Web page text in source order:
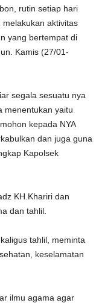
rutin setiap hari
aktivitas
yang bertempat di
Kamis (27/01-
segala sesuatu nya
menentukan yaitu
kepada NYA
dan juga guna
Kapolsek
KH.Khariri dan
dan tahlil.
tahlil, meminta
keselamatan
ilmu agama agar